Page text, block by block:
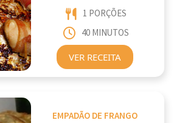
1 PORÇÕES
40 MINUTOS
VER RECEITA
EMPADÃO DE FRANGO